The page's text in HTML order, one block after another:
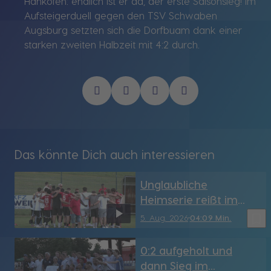
Aufsteigerduell gegen den TSV Schwaben
Augsburg setzten sich die Dorfbuam dank einer
starken zweiten Halbzeit mit 4:2 durch.
Das könnte Dich auch interessieren
5. Aug. 202604:09 Min.
Unglaubliche
Heimserie reißt im
Derby: SV Grainet
verliert 1:3 gegen den
1. FC Passau
0:2 aufgeholt und
dann Sieg im